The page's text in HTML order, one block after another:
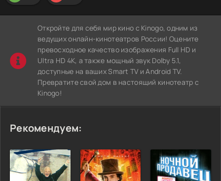
Откройте для себя мир кино с Kinogo, одним из
ведущих онлайн-кинотеатров России! Оцените
превосходное качество изображения Full HD и
Ultra HD 4K, а также мощный звук Dolby 5.1,
доступные на ваших Smart TV и Android TV.
Превратите свой дом в настоящий кинотеатр с
Kinogo!
Рекомендуем: